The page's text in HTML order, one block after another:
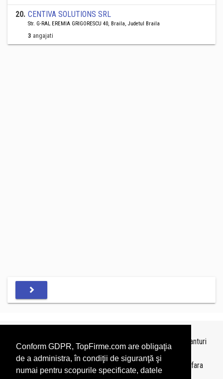
Conform GDPR, TopFirme.com are obligaţia
de a administra, în condiţii de siguranţă şi
numai pentru scopurile specificate, datele
20. CENTIVA SOLUTIONS SRL
Str. G-RAL EREMIA GRIGORESCU 40, Braila, Judetul Braila
3 angajati
Topurile sunt realizate deTopFirme
pe baza ultimelor bilanturi
depuse si au scop informativ.
Este interzisa folosirea topurilor fara acordul TopFirme si fara